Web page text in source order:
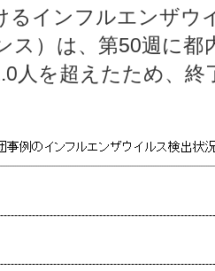
るインフルエンザウ
ス）は、第50週に都
人を超えたため、終